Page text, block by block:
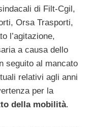
di Filt-Cgil,
Orsa Trasporti,
l’agitazione,
a causa dello
seguito al mancato
relativi agli anni
per la
della mobilità.